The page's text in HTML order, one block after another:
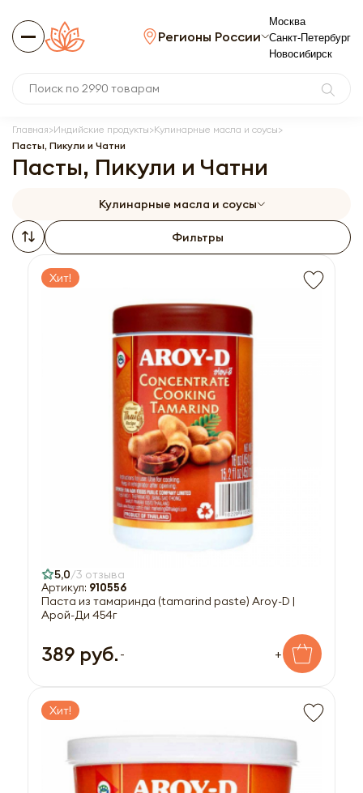
Регионы России
Москва
Санкт-Петербург
Новосибирск
Главная Индийские продукты Кулинарные масла и соусы
Пасты, Пикули и Чатни
Пасты, Пикули и Чатни
Кулинарные масла и соусы
Фильтры
Хит!
5,0 3 отзыва
Артикул: 910556
Паста из тамаринда (tamarind paste) Aroy-D |
Арой-Ди 454г
389 руб. - +
Хит!